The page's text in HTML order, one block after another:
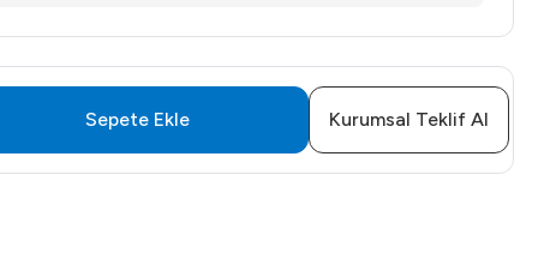
Sepete Ekle Kurumsal Teklif Al